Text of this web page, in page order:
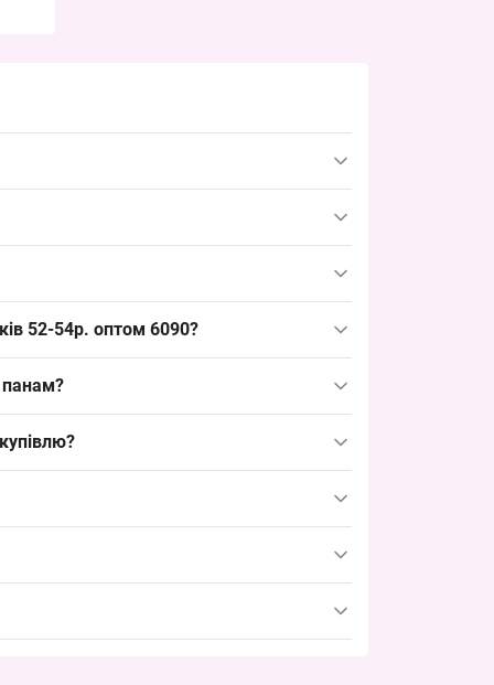
52-54р. оптом 6090?
панам?
дитячі розміри.